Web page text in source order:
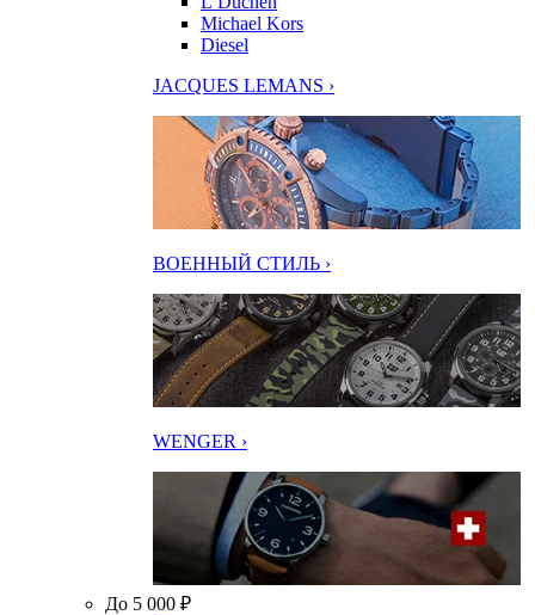
Michael Kors
Diesel
JACQUES LEMANS ›
ВОЕННЫЙ СТИЛЬ ›
WENGER ›
До 5 000 ₽